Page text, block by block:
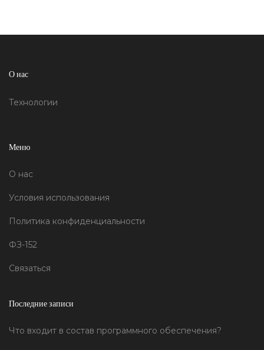
более динамичные и привлекательные интерфейсы
О нас
Технологии
Меню
О нас
Условия использования
Политика конфиденциальности
ФЗ-152
Связаться
Последние записи
Что входит в состав программного обеспечения?